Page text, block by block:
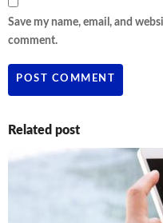
Save my name, email, and
comment.
Related post